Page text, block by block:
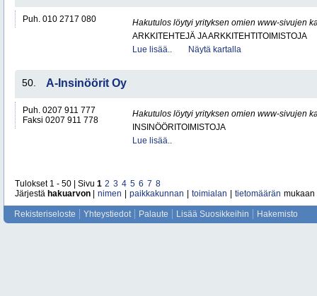
Puh. 010 2717 080
Hakutulos löytyi yrityksen omien www-sivujen
ARKKITEHTEJÄ JA ARKKITEHTITOIMISTOJA
Lue lisää..
Näytä kartalla
50. A-Insinöörit Oy
Puh. 0207 911 777
Faksi 0207 911 778
Hakutulos löytyi yrityksen omien www-sivujen
INSINÖÖRITOIMISTOJA
Lue lisää..
Tulokset 1 - 50 | Sivu 1 2 3 4 5 6 7 8
Järjestä hakuarvon nimen paikkakunnan toimialan tietomäärän mukaan
Rekisteriseloste Yhteystiedot Palaute Lisää Suosikkeihin Hakemisto